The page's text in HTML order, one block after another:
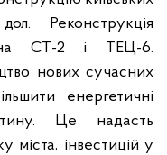
Реконструкція
на СТ-2 і ТЕЦ-6.
нових сучасних
енергетичні
Це надасть
міста, інвестицій у